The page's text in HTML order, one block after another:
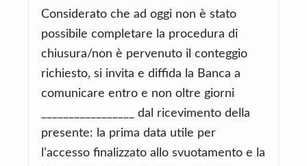
Considerato che ad oggi non è stato
possibile completare la procedura di
chiusura/non è pervenuto il conteggio
richiesto, si invita e diffida la Banca a
comunicare entro e non oltre giorni
_________________ dal ricevimento della
presente: la prima data utile per
l’accesso finalizzato allo svuotamento e la